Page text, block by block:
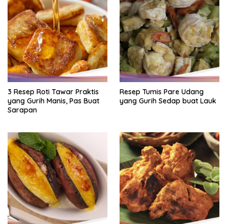
3 Resep Roti Tawar Praktis
yang Gurih Manis, Pas Buat
Sarapan
Resep Tumis Pare Udang
yang Gurih Sedap buat Lauk